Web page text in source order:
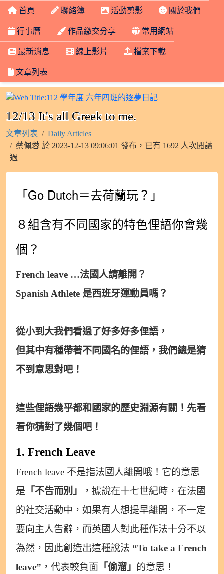
首頁 聯絡簿 活動剪影 關於我們
行事曆 作品繳交分享 常用網站
最新消息 線上影片 檔案下載
文章列表
12/13 It's all Greek to me.
文章列表
Daily Articles
蔡佩蓉 於 2023-12-13 09:06:01 發布，已有 1692 人次閱讀
過
「Go Dutch＝去荷蘭玩？」
８組含有不同國家的特色俚語你會幾
個？
French leave …法國人請離開？
Spanish Athlete 是西班牙運動員嗎？
從小到大我們看過了好多好多俚語，
但其中有種帶著不同國名的俚語，我們總是猜
不到意思對吧！
這些俚語幾乎都和國家的歷史淵源有關！先看
看你猜對了幾個吧！
1. French Leave
French leave 不是指法國人離開哦！它的意思
是 「不告而別」
，據說在十七世紀時，在法國
的社交活動中，如果有人想提早離開，不一定
要向主人告辭，而英國人對此種作法十分不以
為然，因此創造出這種說法 “To take a French
leave” ，代表較負面 「偷溜」 的意思！